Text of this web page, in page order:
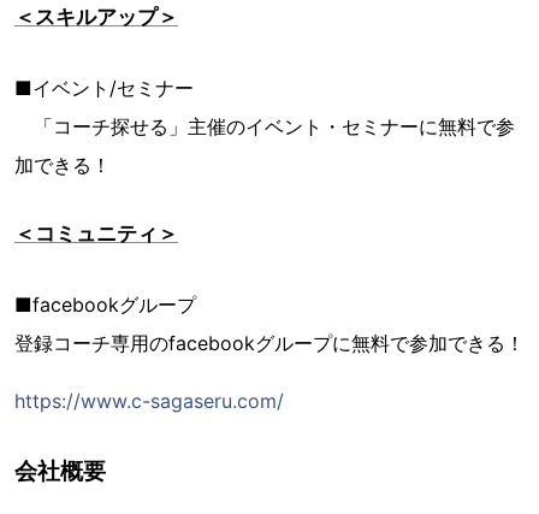
＜スキルアップ＞
■イベント/セミナー
「コーチ探せる」主催のイベント・セミナーに無料で参
加できる！
＜コミュニティ＞
■facebookグループ
登録コーチ専用のfacebookグループに無料で参加できる！
https://www.c-sagaseru.com/
会社概要